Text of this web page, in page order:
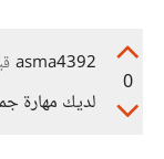
0
asma4392
لديك مهارة